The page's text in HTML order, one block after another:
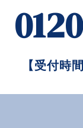
【受付時